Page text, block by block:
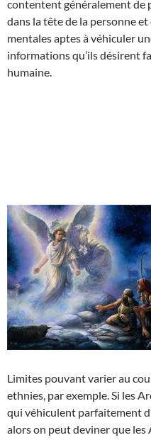
contentent généralement de
dans la tête de la personne
mentales aptes à véhiculer
informations qu’ils désirent
humaine.
Limites pouvant varier au
ethnies, par exemple. Si les
qui véhiculent parfaitement
alors on peut deviner que